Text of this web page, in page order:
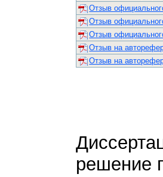
Отзыв
Отзыв
Отзыв
Отзыв на
Отзыв на
решение